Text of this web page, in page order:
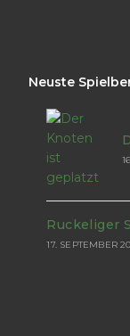
Neuste
Ruckeliger
17. SEPTEMBER